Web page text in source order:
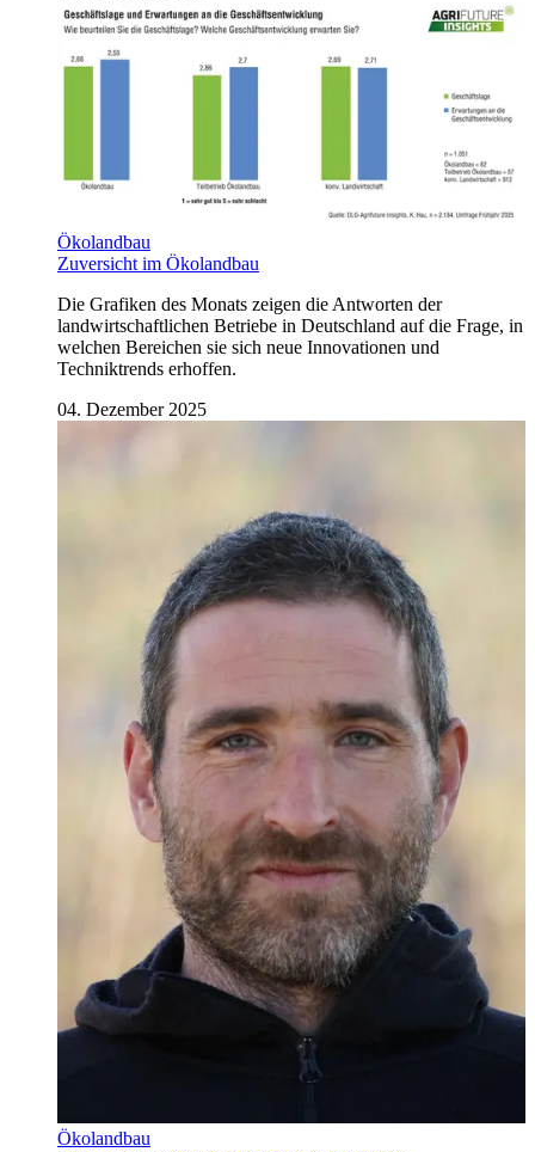
Ökolandbau
Zuversicht im Ökolandbau
Die Grafiken des Monats zeigen die Antworten der
landwirtschaftlichen Betriebe in Deutschland auf die Frage, in
welchen Bereichen sie sich neue Innovationen und
Techniktrends erhoffen.
04. Dezember 2025
Ökolandbau